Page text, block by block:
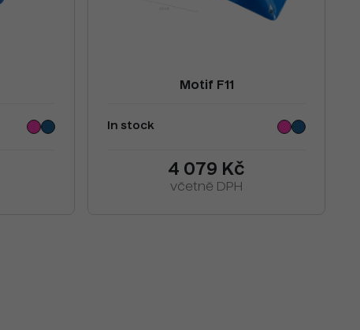
Motif F11
In stock
4 079 Kč
včetně DPH